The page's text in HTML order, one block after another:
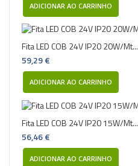
ADICIONAR AO CARRINHO
Fita LED COB 24V IP20 20W/Mt...
59,29 €
ADICIONAR AO CARRINHO
Fita LED COB 24V IP20 15W/Mt...
56,46 €
ADICIONAR AO CARRINHO